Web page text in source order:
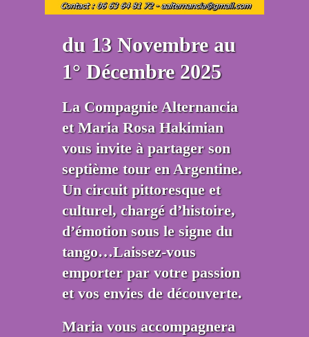
du 13 Novembre au
1° Décembre 2025
La Compagnie Alternancia
et Maria Rosa Hakimian
vous invite à partager son
septième tour en Argentine.
Un circuit pittoresque et
culturel, chargé d’histoire,
d’émotion sous le signe du
tango…Laissez-vous
emporter par votre passion
et vos envies de découverte.
Maria vous accompagnera